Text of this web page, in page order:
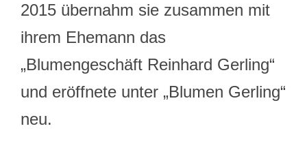
2015 übernahm sie zusammen mit
ihrem Ehemann das
„Blumengeschäft Reinhard Gerling“
und eröffnete unter „Blumen Gerling“
neu.